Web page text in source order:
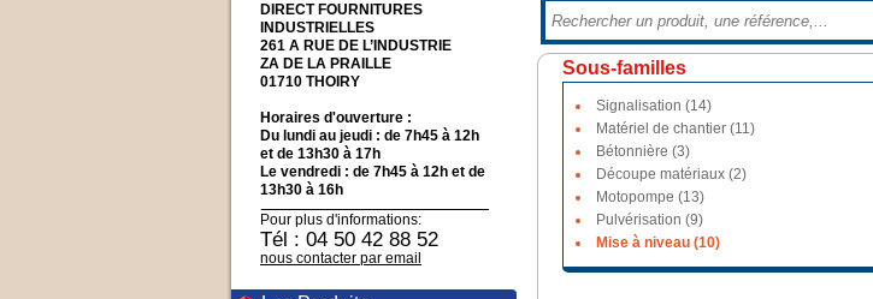
DIRECT FOURNITURES
INDUSTRIELLES
261 A RUE DE L’INDUSTRIE
ZA DE LA PRAILLE
01710 THOIRY
Horaires d'ouverture :
Du lundi au jeudi : de 7h45 à 12h
et de 13h30 à 17h
Le vendredi : de 7h45 à 12h et de
13h30 à 16h
Pour plus d'informations:
Tél : 04 50 42 88 52
nous contacter par email
Sous-familles
Signalisation (14)
Matériel de chantier (11)
Bétonnière (3)
Découpe matériaux (2)
Motopompe (13)
Pulvérisation (9)
Mise à niveau (10)